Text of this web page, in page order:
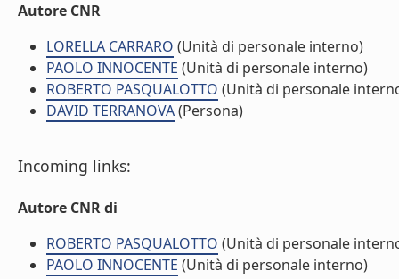
Autore CNR
LORELLA CARRARO (Unità di personale interno)
PAOLO INNOCENTE (Unità di personale interno)
ROBERTO PASQUALOTTO (Unità di personale
DAVID TERRANOVA(Persona)
Incoming links:
Autore CNR di
ROBERTO PASQUALOTTO (Unità di personale
PAOLO INNOCENTE (Unità di personale interno)